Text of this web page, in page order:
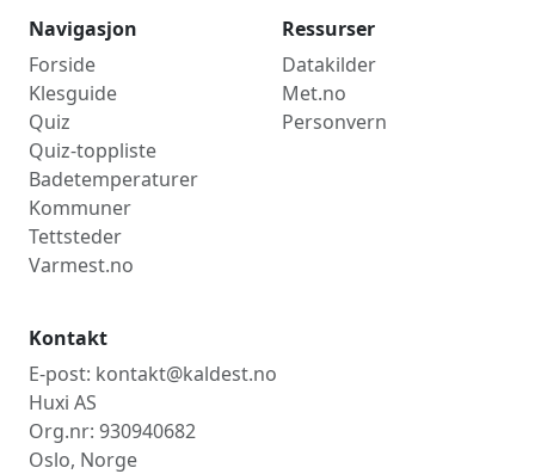
Navigasjon
Forside
Klesguide
Quiz
Quiz-toppliste
Badetemperaturer
Kommuner
Tettsteder
Varmest.no
Ressurser
Datakilder
Met.no
Personvern
Kontakt
E-post: kontakt@kaldest.no
Huxi AS
Org.nr: 930940682
Oslo, Norge